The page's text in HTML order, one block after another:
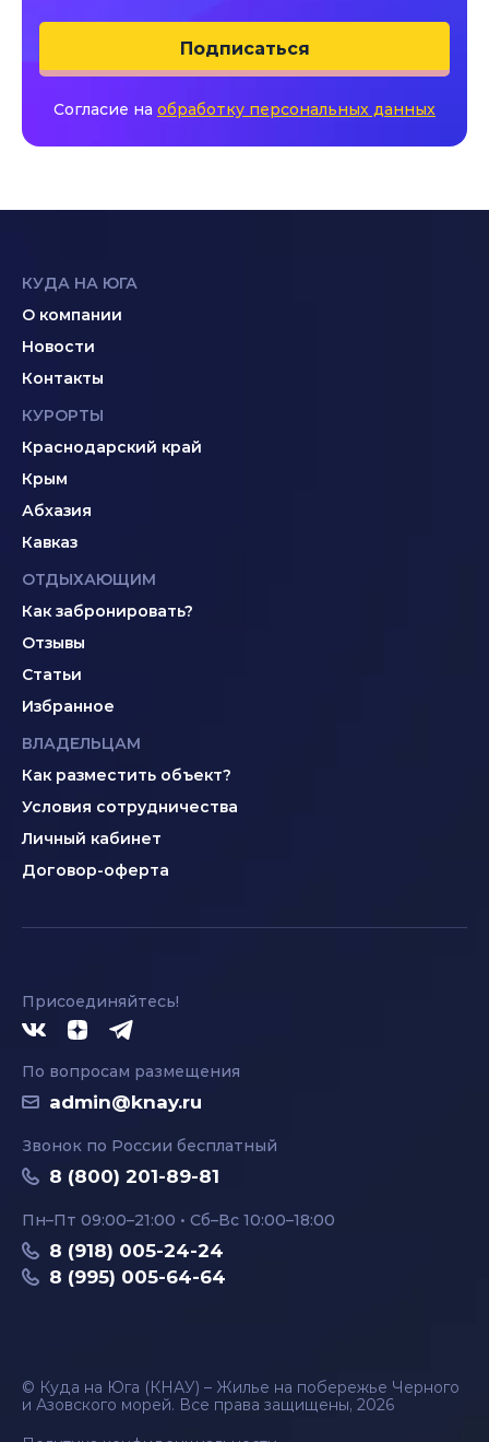
Подписаться
Согласие на обработку персональных данных
КУДА НА ЮГА
О компании
Новости
Контакты
КУРОРТЫ
Краснодарский край
Крым
Абхазия
Кавказ
ОТДЫХАЮЩИМ
Как забронировать?
Отзывы
Статьи
Избранное
ВЛАДЕЛЬЦАМ
Как разместить объект?
Условия сотрудничества
Личный кабинет
Договор-оферта
Присоединяйтесь!
По вопросам размещения
admin@knay.ru
Звонок по России бесплатный
8 (800) 201-89-81
Пн–Пт 09:00–21:00 • Сб–Вс 10:00–18:00
8 (918) 005-24-24
8 (995) 005-64-64
© Куда на Юга (КНАУ) – Жилье на побережье Черного
и Азовского морей. Все права защищены, 2026